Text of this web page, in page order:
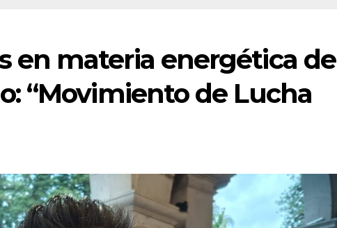
en materia energética de
“Movimiento de Lucha